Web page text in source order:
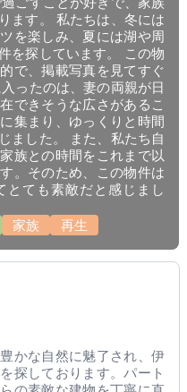
ます。 私たちは、冬には
を楽しみ、夏には湖や周
を探しています。 この物
で、掲載写真を見てすぐ
ったのは、妻の両親が日
できそうな広さがあるこ
集まり、ゆっくりと時間
ました。 また、私たち自
族との時間をこれまで以
。そのため、この物件は
とても素敵だと感じまし
家族 再生
かな自然に魅了され、伊
探しております。パート